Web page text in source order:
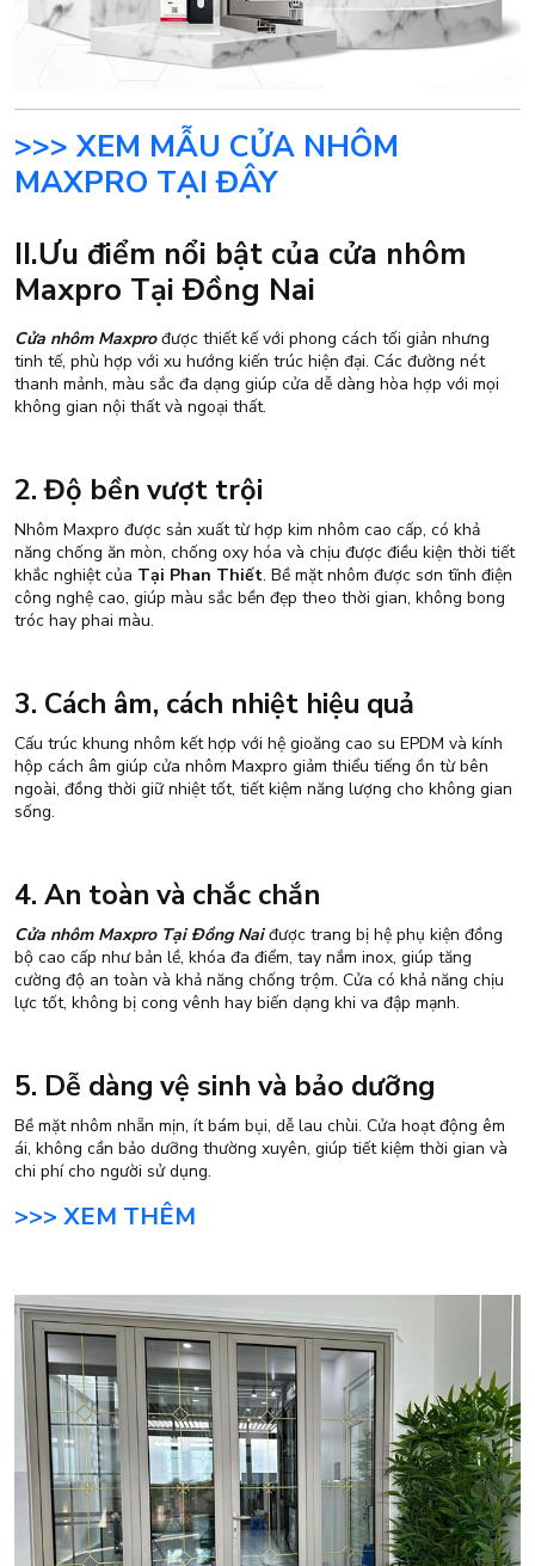
>>> XEM MẪU CỬA NHÔM
MAXPRO TẠI ĐÂY
II.Ưu điểm nổi bật của cửa nhôm
Maxpro Tại Đồng Nai
Cửa nhôm Maxprođược thiết kế với phong cách tối giản nhưng
tinh tế, phù hợp với xu hướng kiến trúc hiện đại. Các đường nét
thanh mảnh, màu sắc đa dạng giúp cửa dễ dàng hòa hợp với mọi
không gian nội thất và ngoại thất.
2. Độ bền vượt trội
Nhôm Maxpro được sản xuất từ hợp kim nhôm cao cấp, có khả
năng chống ăn mòn, chống oxy hóa và chịu được điều kiện thời tiết
khắc nghiệt của Tại Phan Thiết. Bề mặt nhôm được sơn tĩnh điện
công nghệ cao, giúp màu sắc bền đẹp theo thời gian, không bong
tróc hay phai màu.
3. Cách âm, cách nhiệt hiệu quả
Cấu trúc khung nhôm kết hợp với hệ gioăng cao su EPDM và kính
hộp cách âm giúp cửa nhôm Maxpro giảm thiểu tiếng ồn từ bên
ngoài, đồng thời giữ nhiệt tốt, tiết kiệm năng lượng cho không gian
sống.
4. An toàn và chắc chắn
Cửa nhôm Maxpro Tại Đồng Naiđược trang bị hệ phụ kiện đồng
bộ cao cấp như bản lề, khóa đa điểm, tay nắm inox, giúp tăng
cường độ an toàn và khả năng chống trộm. Cửa có khả năng chịu
lực tốt, không bị cong vênh hay biến dạng khi va đập mạnh.
5. Dễ dàng vệ sinh và bảo dưỡng
Bề mặt nhôm nhẵn mịn, ít bám bụi, dễ lau chùi. Cửa hoạt động êm
ái, không cần bảo dưỡng thường xuyên, giúp tiết kiệm thời gian và
chi phí cho người sử dụng.
>>> XEM THÊM